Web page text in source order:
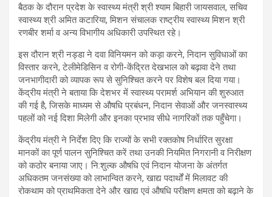
बैठक के दौरान प्रदेश के स्वास्थ्य मंत्री श्री श्याम बिहारी जायसवाल, सचिव
स्वास्थ्य श्री अमित कटारिया, मिशन संचालक राष्ट्रीय स्वास्थ्य मिशन श्री
रणबीर शर्मा व अन्य विभागीय अधिकारी उपस्थित रहे।
इस दौरान श्री नड्डा ने दवा विनियमन को कड़ा करने, निदान सुविधाओं का
विस्तार करने, टेलीमेडिसिन व रोगी-केंद्रित देखभाल को बढ़ावा देने तथा
जनभागीदारी को व्यापक रूप से सुनिश्चित करने पर विशेष बल दिया गया।
केंद्रीय मंत्री ने बताया कि देशभर में स्वास्थ्य परामर्श अभियान की शुरुआत
की गई है, जिसके माध्यम से औषधि प्रबंधन, निदान सेवाओं और जनस्वास्थ्य
पहलों को नई दिशा मिलेगी और इनका प्रभाव सीधे नागरिकों तक पहुँचेगा।
केंद्रीय मंत्री ने निर्देश दिए कि राज्यों के सभी रक्तकोष निर्धारित सुरक्षा
मानकों का पूर्ण पालन सुनिश्चित करें तथा उनकी नियमित निगरानी व निरीक्षण
को कठोर बनाया जाए। नि:शुल्क औषधि एवं निदान योजना के अंतर्गत
अधिकतम जनसंख्या को लाभान्वित करने, खाद्य पदार्थों में मिलावट की
रोकथाम को प्राथमिकता देने और खाद्य एवं औषधि परीक्षण क्षमता को बढ़ाने के